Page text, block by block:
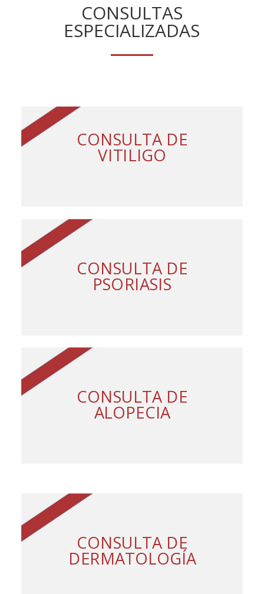
CONSULTAS
ESPECIALIZADAS
CONSULTA DE
VITILIGO
CONSULTA DE
PSORIASIS
CONSULTA DE
ALOPECIA
CONSULTA DE
DERMATOLOGÍA